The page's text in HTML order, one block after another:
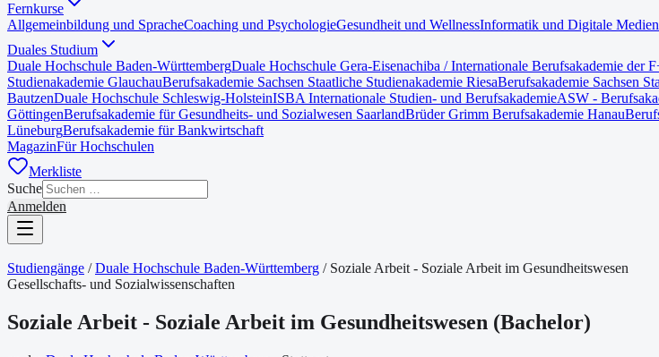
Fernkurse
Allgemeinbildung und SpracheCoaching und PsychologieGesundheit und WellnessInformatik und Digitale Medien
Duales Studium
Duale Hochschule Baden-WürttembergDuale Hochschule Gera-Eisenachiba / Internationale Berufsakademie der
Studienakademie GlauchauBerufsakademie Sachsen Staatliche Studienakademie RiesaBerufsakademie Sachsen
BautzenDuale Hochschule Schleswig-HolsteinISBA Internationale Studien- und BerufsakademieASW -
GöttingenBerufsakademie für Gesundheits- und Sozialwesen SaarlandBrüder Grimm Berufsakademie Hanau
LüneburgBerufsakademie für Bankwirtschaft
MagazinFür Hochschulen
Merkliste
Suche
Anmelden
Studiengänge / Duale Hochschule Baden-Württemberg / Soziale Arbeit - Soziale Arbeit im Gesundheitswesen
Gesellschafts- und Sozialwissenschaften
Soziale Arbeit - Soziale Arbeit im Gesundheitswesen (Bachelor)